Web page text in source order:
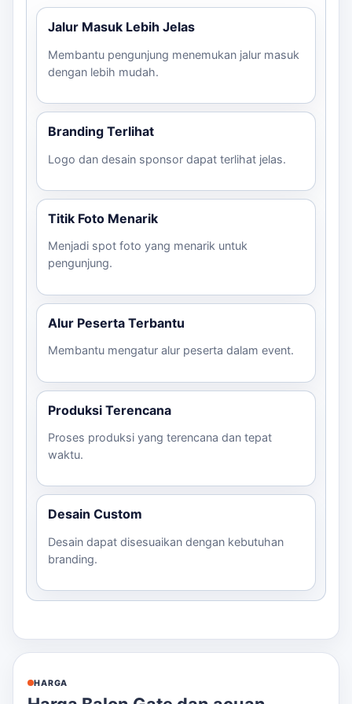
Jalur Masuk Lebih Jelas
Membantu pengunjung menemukan jalur masuk
dengan lebih mudah.
Branding Terlihat
Logo dan desain sponsor dapat terlihat jelas.
Titik Foto Menarik
Menjadi spot foto yang menarik untuk
pengunjung.
Alur Peserta Terbantu
Membantu mengatur alur peserta dalam event.
Produksi Terencana
Proses produksi yang terencana dan tepat
waktu.
Desain Custom
Desain dapat disesuaikan dengan kebutuhan
branding.
HARGA